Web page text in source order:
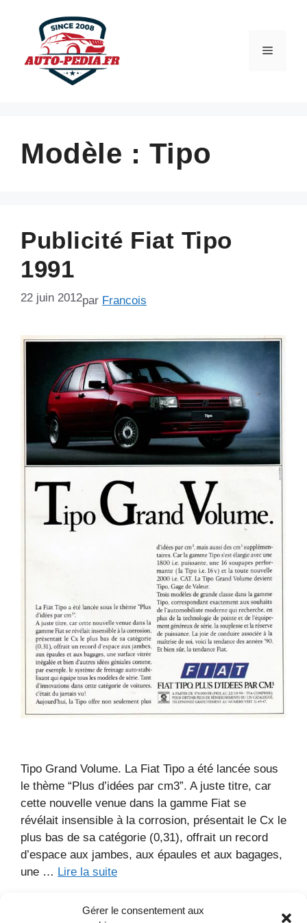
Gérer le consentement aux
Menu
Modèle : Tipo
Publicité Fiat Tipo
1991
22 juin 2012par Francois
Tipo Grand Volume. La Fiat Tipo a été lancée sous
le thème “Plus d’idées par cm3”. A juste titre, car
cette nouvelle venue dans la gamme Fiat se
révélait insensible à la corrosion, présentait le Cx le
plus bas de sa catégorie (0,31), offrait un record
d’espace aux jambes, aux épaules et aux bagages,
une … Lire la suite
Catégories
Anciennes publicites de voitures